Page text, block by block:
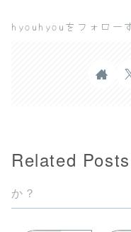
hyouhyouをフォロー
Related Posts
か？